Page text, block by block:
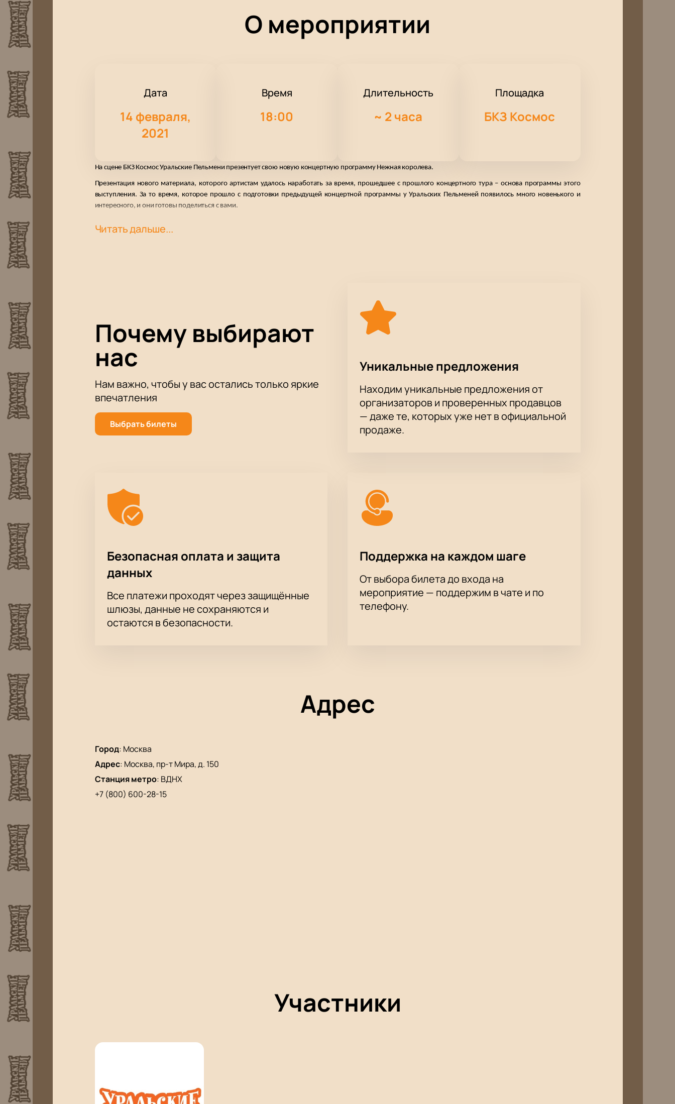
О мероприятии
Дата
14 февраля,
2021
Время
18:00
Длительность
~ 2 часа
Площадка
БКЗ Космос
На сцене БКЗ Космос Уральские Пельмени презентует свою новую концертную программу Нежная королева.
Презентация нового материала, которого артистам удалось наработать за время, прошедшее с прошлого концертного тура – основа программы этого
выступления. За то время, которое прошло с подготовки предыдущей концертной программы у Уральских Пельменей появилось много новенького и
интересного, и они готовы поделиться с вами.
Читать дальше...
Почему выбирают
нас
Нам важно, чтобы у вас остались только яркие
впечатления
Выбрать билеты
Уникальные предложения
Находим уникальные предложения от
организаторов и проверенных продавцов
— даже те, которых уже нет в официальной
продаже.
Безопасная оплата и защита
данных
Все платежи проходят через защищённые
шлюзы, данные не сохраняются и
остаются в безопасности.
Поддержка на каждом шаге
От выбора билета до входа на
мероприятие — поддержим в чате и по
телефону.
Адрес
Город: Москва
Адрес: Москва, пр-т Мира, д. 150
Станция метро: ВДНХ
+7 (800) 600-28-15
Участники